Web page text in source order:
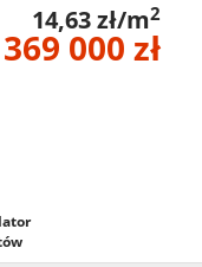
14,63 zł/m2
369 000 zł